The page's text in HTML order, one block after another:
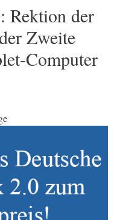
Rektion der
Zweite
Computer